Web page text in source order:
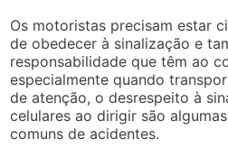
Os motoristas precisam estar
de obedecer à sinalização e
responsabilidade que têm ao
especialmente quando
de atenção, o desrespeito à
celulares ao dirigir são
comuns de acidentes.